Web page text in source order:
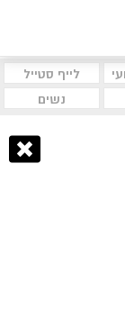
לייף סטייל
נשים